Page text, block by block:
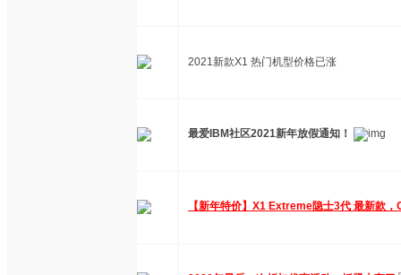
2021新款X1 热门机型价格已涨
最爱IBM社区2021新年放假通知！
【新年特价】X1 Extreme隐士3代 最新款